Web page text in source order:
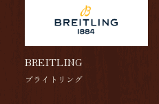
BREITLING
ブライトリング